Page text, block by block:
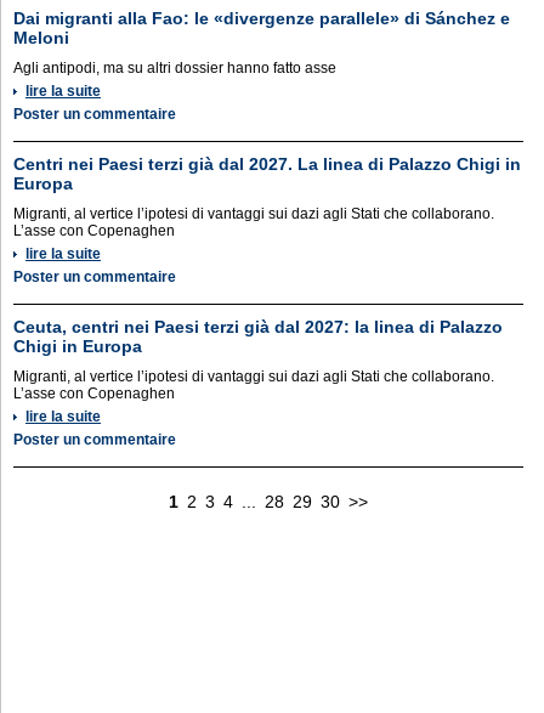
Dai migranti alla Fao: le «divergenze parallele» di Sánchez e
Meloni
Agli antipodi, ma su altri dossier hanno fatto asse
lire la suite
Poster un commentaire
Centri nei Paesi terzi già dal 2027. La linea di Palazzo Chigi in
Europa
Migranti, al vertice l’ipotesi di vantaggi sui dazi agli Stati che collaborano.
L’asse con Copenaghen
lire la suite
Poster un commentaire
Ceuta, centri nei Paesi terzi già dal 2027: la linea di Palazzo
Chigi in Europa
Migranti, al vertice l’ipotesi di vantaggi sui dazi agli Stati che collaborano.
L’asse con Copenaghen
lire la suite
Poster un commentaire
1 2 3 4 28 29 30 >>